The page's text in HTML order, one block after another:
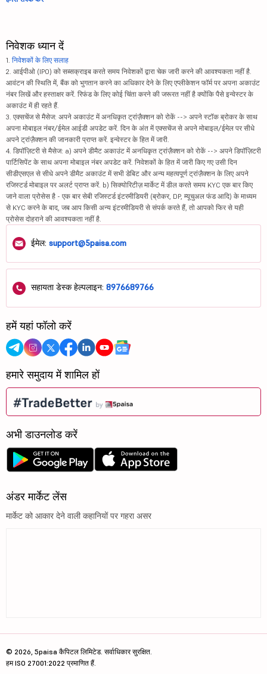
निवेशक ध्यान दें
1. निवेशकों के लिए सलाह
2. आईपीओ (IPO) को सब्सक्राइब करते समय निवेशकों द्वारा चेक जारी करने की आवश्यकता नहीं है.
आवंटन की स्थिति में, बैंक को भुगतान करने का अधिकार देने के लिए एप्लीकेशन फॉर्म पर अपना अकाउंट
नंबर लिखें और हस्ताक्षर करें. रिफंड के लिए कोई चिंता करने की जरूरत नहीं है क्योंकि पैसे इन्वेस्टर के
अकाउंट में ही रहते हैं.
3. एक्सचेंज से मैसेज: अपने अकाउंट में अनधिकृत ट्रांज़ैक्शन को रोकें --> अपने स्टॉक ब्रोकर के साथ
अपना मोबाइल नंबर/ईमेल आईडी अपडेट करें. दिन के अंत में एक्सचेंज से अपने मोबाइल/ईमेल पर सीधे
अपने ट्रांज़ैक्शन की जानकारी प्राप्त करें. इन्वेस्टर के हित में जारी.
4. डिपॉज़िटरी से मैसेज: a) अपने डीमैट अकाउंट में अनधिकृत ट्रांज़ैक्शन को रोकें --> अपने डिपॉज़िटरी
पार्टिसिपेंट के साथ अपना मोबाइल नंबर अपडेट करें. निवेशकों के हित में जारी किए गए उसी दिन
सीडीएसएल से सीधे अपने डीमैट अकाउंट में सभी डेबिट और अन्य महत्वपूर्ण ट्रांज़ैक्शन के लिए अपने
रजिस्टर्ड मोबाइल पर अलर्ट प्राप्त करें. b) सिक्योरिटीज़ मार्केट में डील करते समय KYC एक बार किए
जाने वाला प्रोसेस है - एक बार सेबी रजिस्टर्ड इंटरमीडियरी (ब्रोकर, DP, म्यूचुअल फंड आदि) के माध्यम
से KYC करने के बाद, जब आप किसी अन्य इंटरमीडियरी से संपर्क करते हैं, तो आपको फिर से यही
प्रोसेस दोहराने की आवश्यकता नहीं है.
ईमेल: support@5paisa.com
सहायता डेस्क हेल्पलाइन: 8976689766
हमें यहां फॉलो करें
हमारे समुदाय में शामिल हों
अभी डाउनलोड करें
अंडर मार्केट लेंस
मार्केट को आकार देने वाली कहानियों पर गहरा असर
© 2026, 5paisa कैपिटल लिमिटेड. सर्वाधिकार सुरक्षित.
हम ISO 27001:2022 प्रमाणित हैं.